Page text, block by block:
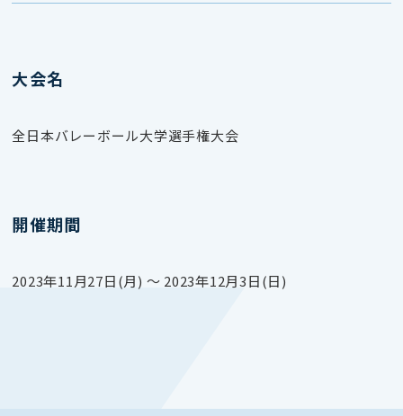
大会名
全日本バレーボール大学選手権大会
開催期間
2023年11月27日(月) 〜 2023年12月3日(日)